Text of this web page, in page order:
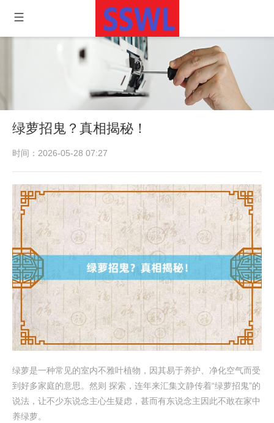
绿萝招鬼？真相揭秘！
时间：2026-05-28 07:27
绿萝是一种常见的室内不雅叶植物，因其易于养护、净化空气而受
到好多家庭的意思。然则 探索，连年来汇集文静传着“绿萝招鬼”的
说法，让不少东说念主心生疑虑，甚而有东说念主因此不敢在家中
养绿萝。